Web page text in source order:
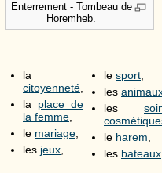
Enterrement - Tombeau de
Horemheb.
la
citoyenneté
la place de
la femme
le mariage
les jeux
le sport
les
les
le harem
les bateaux